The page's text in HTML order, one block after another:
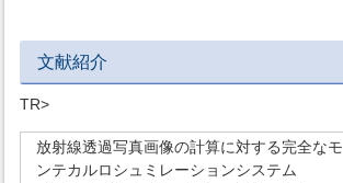
文献紹介
TR>
放射線透過写真画像の計算に対する完全なモ
ンテカルロシュミレーションシステム